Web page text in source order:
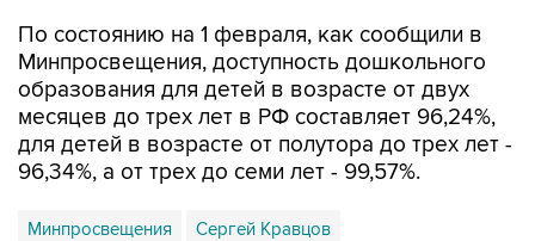
По состоянию на 1 февраля, как сообщили в
Минпросвещения, доступность дошкольного
образования для детей в возрасте от двух
месяцев до трех лет в РФ составляет 96,24%,
для детей в возрасте от полутора до трех лет -
96,34%, а от трех до семи лет - 99,57%.
Минпросвещения Сергей Кравцов